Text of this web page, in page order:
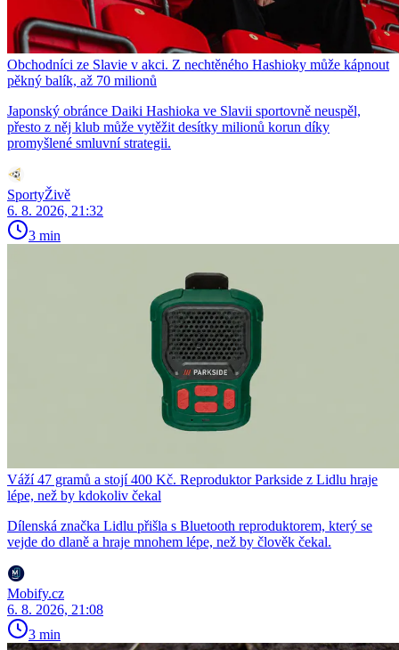
Obchodníci ze Slavie v akci. Z nechtěného Hashioky může kápnout
pěkný balík, až 70 milionů
Japonský obránce Daiki Hashioka ve Slavii sportovně neuspěl,
přesto z něj klub může vytěžit desítky milionů korun díky
promyšlené smluvní strategii.
SportyŽivě
6. 8. 2026, 21:32
3 min
Váží 47 gramů a stojí 400 Kč. Reproduktor Parkside z Lidlu hraje
lépe, než by kdokoliv čekal
Dílenská značka Lidlu přišla s Bluetooth reproduktorem, který se
vejde do dlaně a hraje mnohem lépe, než by člověk čekal.
Mobify.cz
6. 8. 2026, 21:08
3 min